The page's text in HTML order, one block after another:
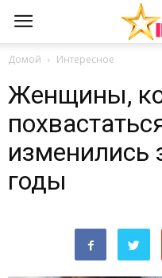
Домой Интересное
Женщины,
изменились
годы